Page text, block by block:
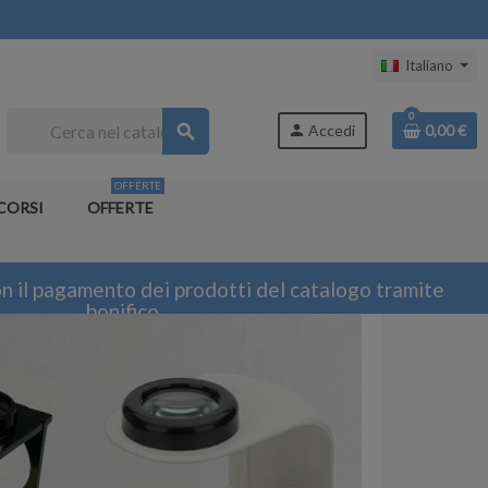
Italiano
search person Accedi
0
0,00 €
OFFERTE
OFFERTE
il pagamento dei prodotti del catalogo tramite
bonifico